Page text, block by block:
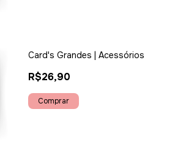
Card's Grandes | Acessórios
R$26,90